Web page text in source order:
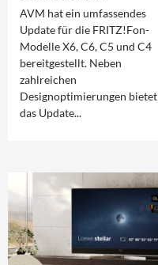
AVM hat ein umfassendes
Update für die FRITZ!Fon-
Modelle X6, C6, C5 und C4
bereitgestellt. Neben
zahlreichen
Designoptimierungen bietet
das Update...